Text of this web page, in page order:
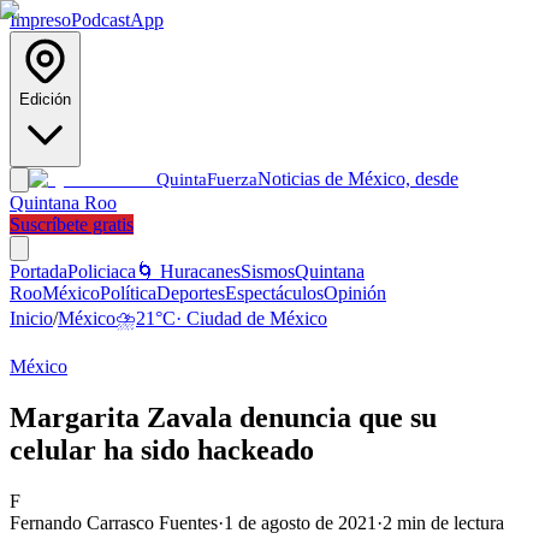
ImpresoPodcastApp
Edición
QuintaFuerzaNoticias de México, desde
Quintana Roo
Suscríbete gratis
PortadaPoliciaca 🌀 HuracanesSismosQuintana
RooMéxicoPolíticaDeportesEspectáculosOpinión
Inicio/México⛈️21°C· Ciudad de México
México
Margarita Zavala denuncia que su
celular ha sido hackeado
F
Fernando Carrasco Fuentes·1 de agosto de 2021 ·2 min de lectura